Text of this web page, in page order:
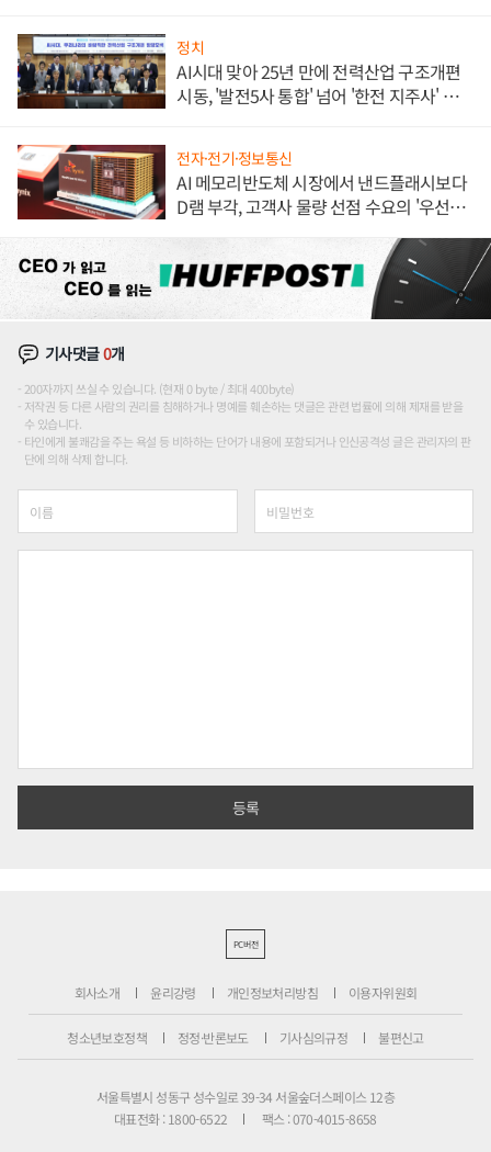
정치
AI시대 맞아 25년 만에 전력산업 구조개편
시동, '발전5사 통합' 넘어 '한전 지주사' 재편
전자·전기·정보통신
AI 메모리반도체 시장에서 낸드플래시보다
D램 부각, 고객사 물량 선점 수요의 '우선순
기사댓글0개
200자까지 쓰실 수 있습니다. (현재 0 byte / 최대 400byte)
저작권 등 다른 사람의 권리를 침해하거나 명예를 훼손하는 댓글은 관련 법률에 의해 제재를 받을
수 있습니다.
타인에게 불쾌감을 주는 욕설 등 비하하는 단어가 내용에 포함되거나 인신공격성 글은 관리자의 판
단에 의해 삭제 합니다.
PC버전
회사소개 윤리강령 개인정보처리방침 이용자위원회
청소년보호정책 정정·반론보도 기사심의규정 불편신고
서울특별시 성동구 성수일로 39-34 서울숲더스페이스 12층
대표전화 : 1800-6522
팩스 : 070-4015-8658